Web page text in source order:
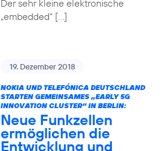
Der sehr kleine elektronische
„embedded“ […]
19. Dezember 2018
NOKIA UND TELEFÓNICA DEUTSCHLAND
STARTEN GEMEINSAMES „EARLY 5G
INNOVATION CLUSTER“ IN BERLIN:
Neue Funkzellen
ermöglichen die
Entwicklung und